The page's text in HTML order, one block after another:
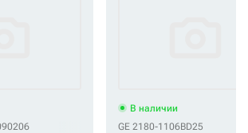
В наличии
GE 2180-1106BD25